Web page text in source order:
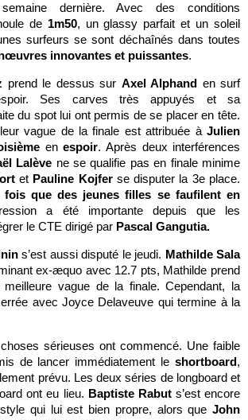
dernière. Avec des conditions
de 1m50, un glassy parfait et un soleil
surfeurs se sont déchaînés dans toutes
innovantes et puissantes.
prend le dessus sur Axel Alphand en surf
Ses carves très appuyés et sa
du spot lui ont permis de se placer en tête.
vague de la finale est attribuée à Julien
en espoir. Après deux interférences
Lalève ne se qualifie pas en finale minime
et Pauline Kojferse disputer la 3e place.
fois que des jeunes filles se faufilent en
a été importante depuis que les
le CTE dirigé par Pascal Gangutia.
s’est aussi disputé le jeudi. Mathilde Sala
ex-æquo avec 12.7 pts, Mathilde prend
vague de la finale. Cependant, la
avec Joyce Delaveuve qui termine à la
sérieuses ont commencé. Une faible
de lancer immédiatement le shortboard,
prévu. Les deux séries de longboard et
ont eu lieu. Baptiste Rabuts’est encore
qui lui est bien propre, alors que John